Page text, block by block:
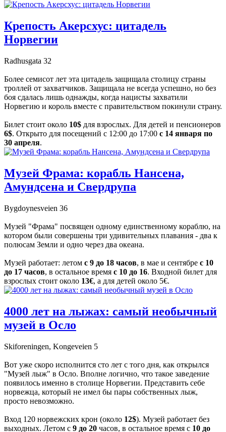
Крепость Акерсхус: цитадель
Норвегии
Radhusgata 32
Более семисот лет эта цитадель защищала столицу страны
троллей от захватчиков. Защищала не всегда успешно, но без
боя сдалась лишь однажды, когда нацисты захватили
Норвегию и король вместе с правительством покинули страну.
Билет стоит около 10$ для взрослых. Для детей и пенсионеров
6$. Открыто для посещений с 12:00 до 17:00 с 14 января по
30 апреля.
Музей Фрама: корабль Нансена,
Амундсена и Свердрупа
Bygdoynesveien 36
Музей "Фрама" посвящен одному единственному кораблю, на
котором были совершены три удивительных плавания - два к
полюсам Земли и одно через два океана.
Музей работает: летом с 9 до 18 часов, в мае и сентябре с 10
до 17 часов, в остальное время с 10 до 16. Входной билет для
взрослых стоит около 13€, а для детей около 5€.
4000 лет на лыжах: самый необычный
музей в Осло
Skiforeningen, Kongeveien 5
Вот уже скоро исполнится сто лет с того дня, как открылся
"Музей лыж" в Осло. Вполне логично, что такое заведение
появилось именно в столице Норвегии. Представить себе
норвежца, который не имел бы пары собственных лыж,
просто невозможно.
Вход 120 норвежских крон (около 12$). Музей работает без
выходных. Летом с 9 до 20 часов, в остальное время с 10 до